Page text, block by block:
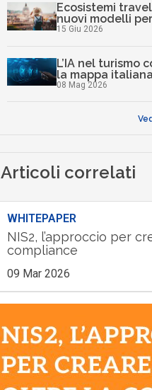
Ecosistemi
nuovi modelli
15 Giu 2026
L’IA nel turismo
la mappa
08 Mag 2026
Articoli correlati
WHITEPAPER
NIS2, l’approccio per
compliance
09 Mar 2026